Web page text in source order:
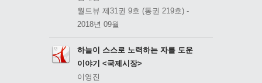
월드뷰 제31권 9호 (통권 219호) -
2018년 09월
하늘이 스스로 노력하는 자를 도운
이야기 <국제시장>
이영진